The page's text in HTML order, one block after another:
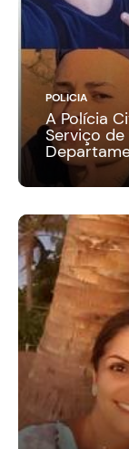
POLICIA
A Polícia
Serviço de